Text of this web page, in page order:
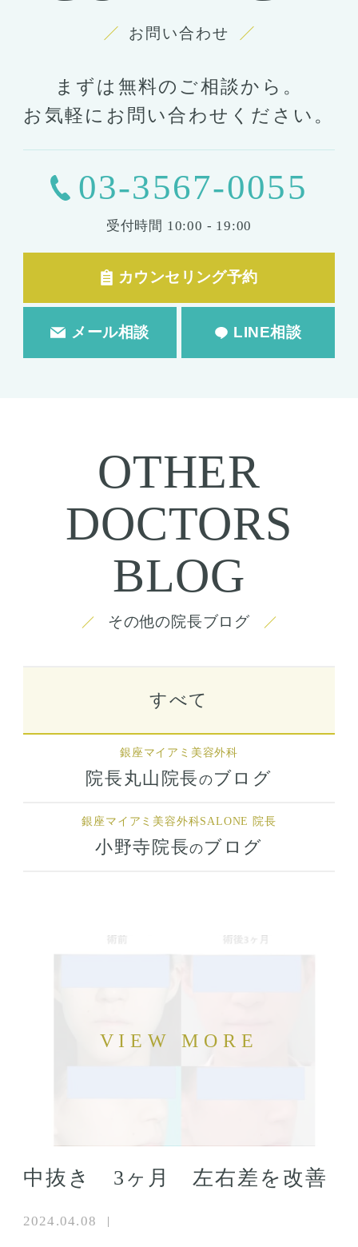
お問い合わせ
まずは無料のご相談から。
お気軽にお問い合わせください。
03-3567-0055
受付時間 10:00 - 19:00
カウンセリング予約
メール相談 LINE相談
OTHER
DOCTORS
BLOG
その他の院長ブログ
すべて
銀座マイアミ美容外科
院長丸山院長のブログ
銀座マイアミ美容外科SALONE 院長
小野寺院長のブログ
中抜き 3ヶ月 左右差を改善
2024.04.08